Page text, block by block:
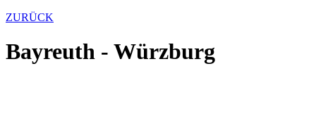
ZURÜCK
Bayreuth - Würzburg